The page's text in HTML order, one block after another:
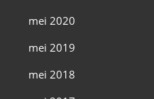
mei 2020
mei 2019
mei 2018